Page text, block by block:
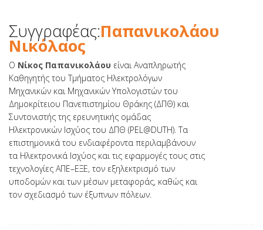
Συγγραφέας:Παπανικολάου
Νικόλαος
Ο Νίκος Παπανικολάου είναι Αναπληρωτής
Καθηγητής του Τμήματος Ηλεκτρολόγων
Μηχανικών και Μηχανικών Υπολογιστών του
Δημοκρίτειου Πανεπιστημίου Θράκης (ΔΠΘ) και
Συντονιστής της ερευνητικής ομάδας
Ηλεκτρονικών Ισχύος του ΔΠΘ (PEL@DUTH). Τα
επιστημονικά του ενδιαφέροντα περιλαμβάνουν
τα Ηλεκτρονικά Ισχύος και τις εφαρμογές τους στις
τεχνολογίες ΑΠΕ–ΕΞΕ, τον εξηλεκτρισμό των
υποδομών και των μέσων μεταφοράς, καθώς και
τον σχεδιασμό των έξυπνων πόλεων.